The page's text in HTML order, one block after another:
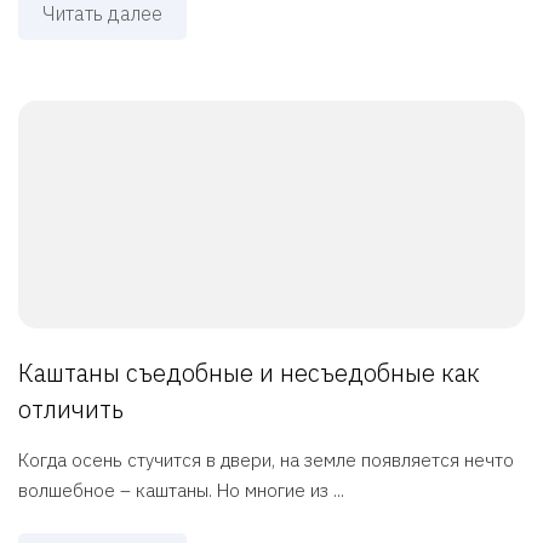
Читать далее
Каштаны съедобные и несъедобные как
отличить
Когда осень стучится в двери, на земле появляется нечто
волшебное – каштаны. Но многие из ...